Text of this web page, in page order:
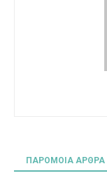
ΠΑΡΟΜΟΙΑ ΑΡΘΡΑ